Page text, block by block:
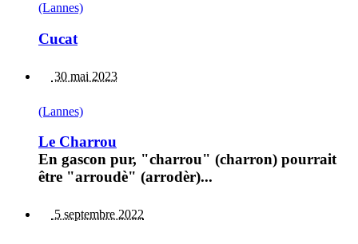
(Lannes)
Cucat
30 mai 2023
(Lannes)
Le Charrou
En gascon pur, "charrou" (charron) pourrait
être "arroudè" (arrodèr)...
5 septembre 2022